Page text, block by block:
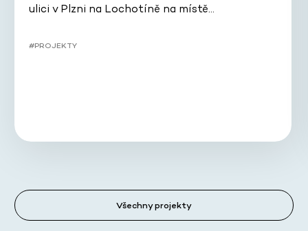
ulici v Plzni na Lochotíně na místě…
#PROJEKTY
Všechny projekty